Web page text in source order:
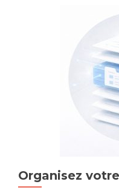
Organisez